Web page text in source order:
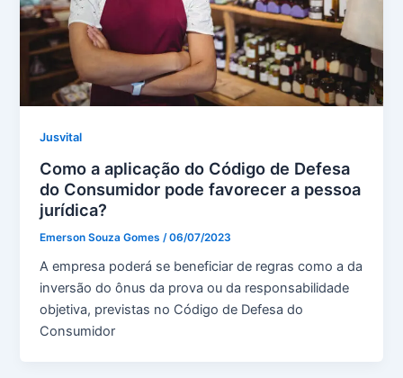
Jusvital
Como a aplicação do Código de Defesa
do Consumidor pode favorecer a pessoa
jurídica?
Emerson Souza Gomes /06/07/2023
A empresa poderá se beneficiar de regras como a da
inversão do ônus da prova ou da responsabilidade
objetiva, previstas no Código de Defesa do
Consumidor